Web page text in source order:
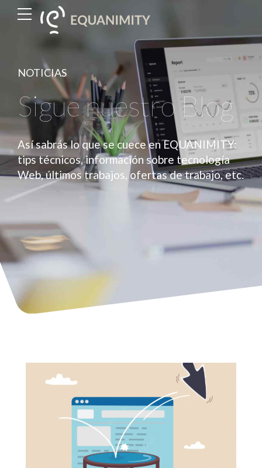
NOTICIAS
Sigue nuestro Blog
Así sabrás lo que se cuece en EQUANIMITY:
tips técnicos, información sobre tecnología
Web, últimos trabajos, ofertas de trabajo, etc.